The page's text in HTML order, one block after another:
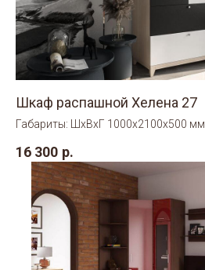
Шкаф распашной Хелена 27
Габариты: ШхВхГ 1000х2100х500 мм.
16 300 р.